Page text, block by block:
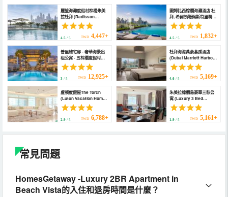
麗笙海灘度假村棕櫚朱美
拉杜拜 (Radisson
Beach Resort Palm
Jumeirah)
4.5 / 5 TWD 4,447+
圖姆比西棕櫚海灘酒店 杜
拜, 希爾頓塔佩斯特里精選
酒店 (Tumbi Hotel Dubai
the Palm, Tapestry
Collection by Hilton)
4.5/ 5 TWD 1,832+
普里維宅邸 - 奢華海景出
租公寓 - 五棕櫚度假村
(Maison Privee - Luxury
Sea View Apt in Five
Resort on the Palm)
3 / 5 TWD 12,925+
杜拜海港萬豪套房酒店
(Dubai Marriott Harbour
Hotel & Suites)
4.6/ 5 TWD 5,169+
盧頓度假屋The Torch
(Luton Vacation Home
the Torch)
2.9 / 5 TWD 6,788+
朱美拉棕櫚島豪華三臥公
寓 (Luxury 3 Bed
Apartment at Palm
Jumeirah)
1.9/ 5 TWD 5,161+
常見問題
HomesGetaway -Luxury 2BR Apartment in
Beach Vista的入住和退房時間是什麼？